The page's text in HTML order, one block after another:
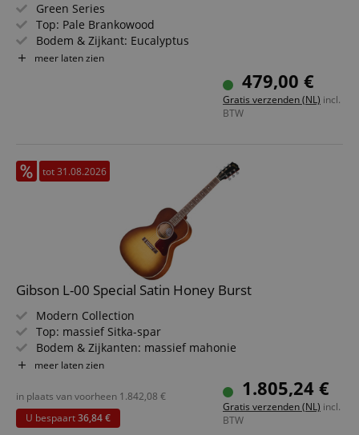
Green Series
Top: Pale Brankowood
Bodem & Zijkant: Eucalyptus
Toets/Hals: Black Brankowood / Khaya
meer laten zien
479,00 €
Gratis verzenden (NL) incl.
BTW
tot 31.08.2026
Gibson L-00 Special Satin Honey Burst
Modern Collection
Top: massief Sitka-spar
Bodem & Zijkanten: massief mahonie
Toets/Hals: Palissander / Utile
Kleur & Finish: Satin Honey Burst, Satin Nitrocellulose
meer laten zien
1.805,24 €
Gratis verzenden (NL) incl.
BTW
in plaats van voorheen 1.842,08 €
U bespaart36,84 €